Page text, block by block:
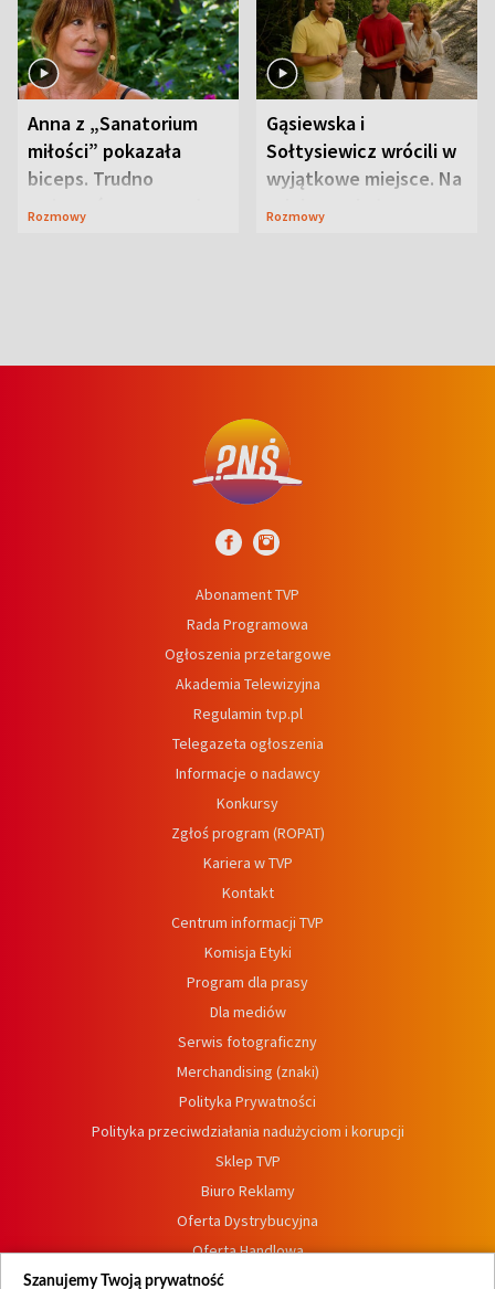
Anna z „Sanatorium
miłości” pokazała
biceps. Trudno
uwierzyć, co przeszła
Rozmowy
Gąsiewska i
Sołtysiewicz wrócili w
wyjątkowe miejsce. Na
szlaku czekał
Rozmowy
Abonament TVP
Rada Programowa
Ogłoszenia przetargowe
Akademia Telewizyjna
Regulamin tvp.pl
Telegazeta ogłoszenia
Informacje o nadawcy
Konkursy
Zgłoś program (ROPAT)
Kariera w TVP
Kontakt
Centrum informacji TVP
Komisja Etyki
Program dla prasy
Dla mediów
Serwis fotograficzny
Merchandising (znaki)
Polityka Prywatności
Polityka przeciwdziałania nadużyciom i korupcji
Sklep TVP
Biuro Reklamy
Oferta Dystrybucyjna
Oferta Handlowa
Dostępność
Szanujemy Twoją prywatność